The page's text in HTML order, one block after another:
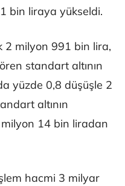
bin liraya yükseldi.
2 milyon 991 bin lira,
standart altının
yüzde 0,8 düşüşle 2
altının
14 bin liradan
hacmi 3 milyar